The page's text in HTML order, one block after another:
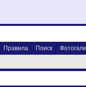
Правила Поиск